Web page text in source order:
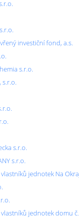
investiční fond, a.s.
s.r.o.
s.r.o.
s.r.o.
s.r.o.
jednotek Na
jednotek domu